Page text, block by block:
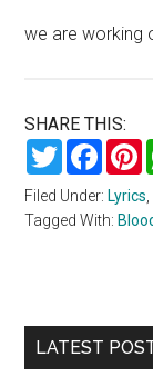
we are working
SHARE THIS:
Twitter
Filed Under: Lyrics
Tagged With:
Primary
LATEST